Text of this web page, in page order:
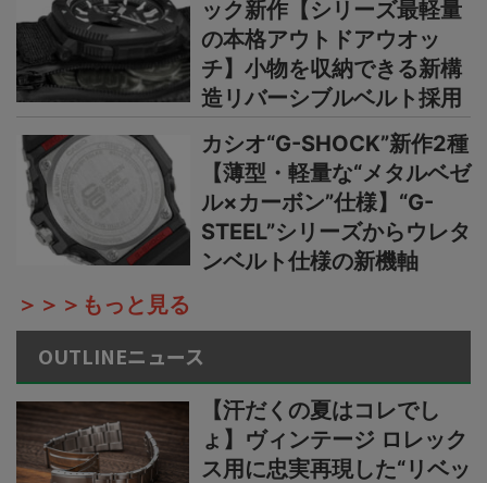
ック新作【シリーズ最軽量
の本格アウトドアウオッ
チ】小物を収納できる新構
造リバーシブルベルト採用
カシオ“G-SHOCK”新作2種
【薄型・軽量な“メタルベゼ
ル×カーボン”仕様】“G-
STEEL”シリーズからウレタ
ンベルト仕様の新機軸
＞＞＞もっと見る
OUTLINEニュース
【汗だくの夏はコレでし
ょ】ヴィンテージ ロレック
ス用に忠実再現した“リベッ